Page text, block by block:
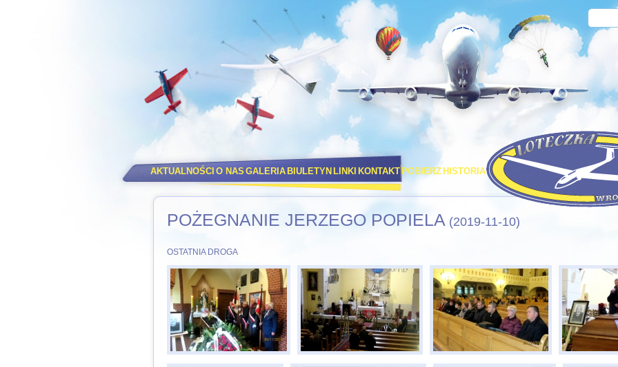
AKTUALNOŚCI O NAS GALERIA BIULETYN LINKI KONTAKT POBIERZ HISTORIA PORT LOTNICZY
POŻEGNANIE JERZEGO POPIELA (2019-11-10)
OSTATNIA DROGA